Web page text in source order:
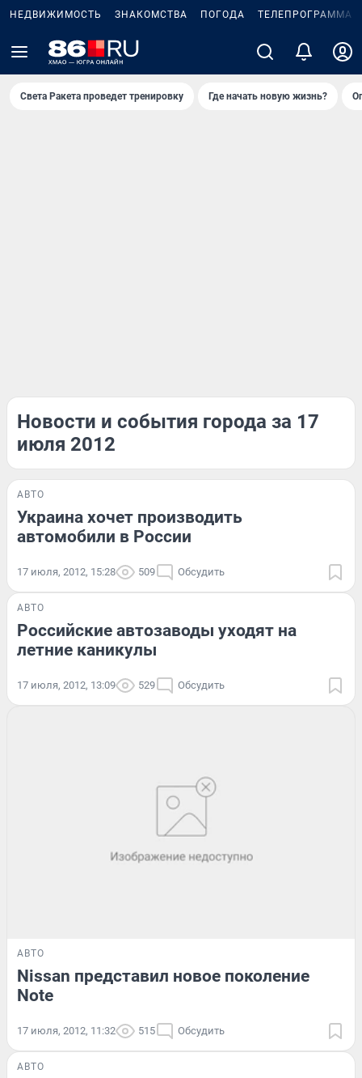
НЕДВИЖИМОСТЬ ЗНАКОМСТВА ПОГОДА ТЕЛЕПРОГРАММА
Света Ракета проведет тренировку Где начать новую жизнь?
Новости и события города за 17
июля 2012
АВТО
Украина хочет производить
автомобили в России
17 июля, 2012, 15:28 509 Обсудить
АВТО
Российские автозаводы уходят на
летние каникулы
17 июля, 2012, 13:09 529 Обсудить
АВТО
Nissan представил новое поколение
Note
17 июля, 2012, 11:32 515 Обсудить
АВТО